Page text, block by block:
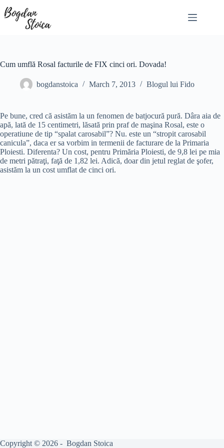
to
content
Cum umflă Rosal facturile de FIX cinci ori. Dovada!
bogdanstoica March 7, 2013 Blogul lui Fido
Pe bune, cred că asistăm la un fenomen de batjocură pură. Dâra aia de
apă, lată de 15 centimetri, lăsată prin praf de maşina Rosal, este o
operatiune de tip “spalat carosabil”? Nu. este un “stropit carosabil
canicula”, daca er sa vorbim in termenii de facturare de la Primaria
Ploiesti. Diferenta? Un cost, pentru Primăria Ploiesti, de 9,8 lei pe mia
de metri pătraţi, faţă de 1,82 lei. Adică, doar din jetul reglat de şofer,
asistăm la un cost umflat de cinci ori.
Copyright © 2026 - Bogdan Stoica